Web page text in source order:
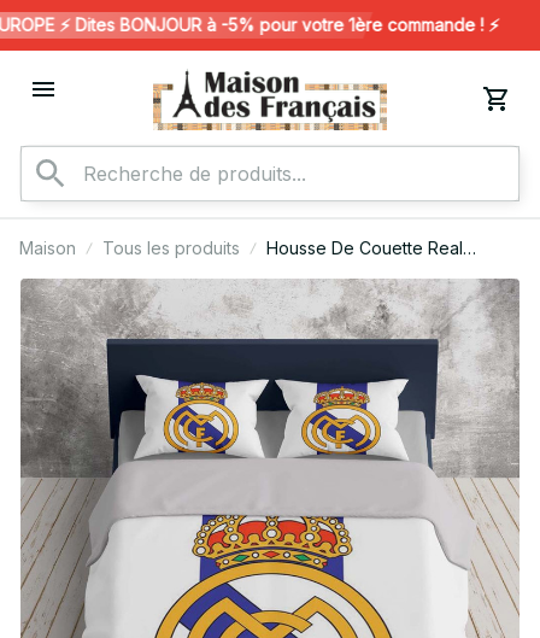
⚡️ Dites BONJOUR à -5% pour votre 1ère commande ! ⚡️
Maison Tous les produits
Housse De Couette Real
Madrid FC 11 Parure de lit
Ensemble De Literie